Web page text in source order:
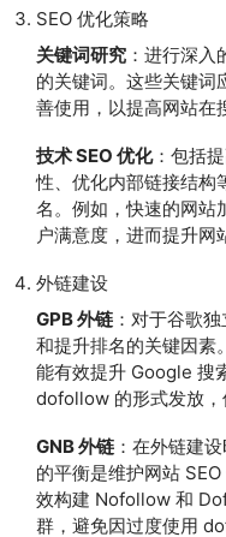
SEO 优化策略
关键词研究 ：进行深
的关键词。这些关键词
善使用，以提高网站在
技术 SEO 优化：包括
性、优化内部链接结构
名。例如，快速的网站
户满意度，进而提升网
外链建设
GPB 外链 ：对于谷歌
和提升排名的关键因素
能有效提升 Google 搜
dofollow 的形式发放，
GNB 外链 ：在外链建
的平衡是维护网站
效构建 Nofollow 和
群，避免因过度使用